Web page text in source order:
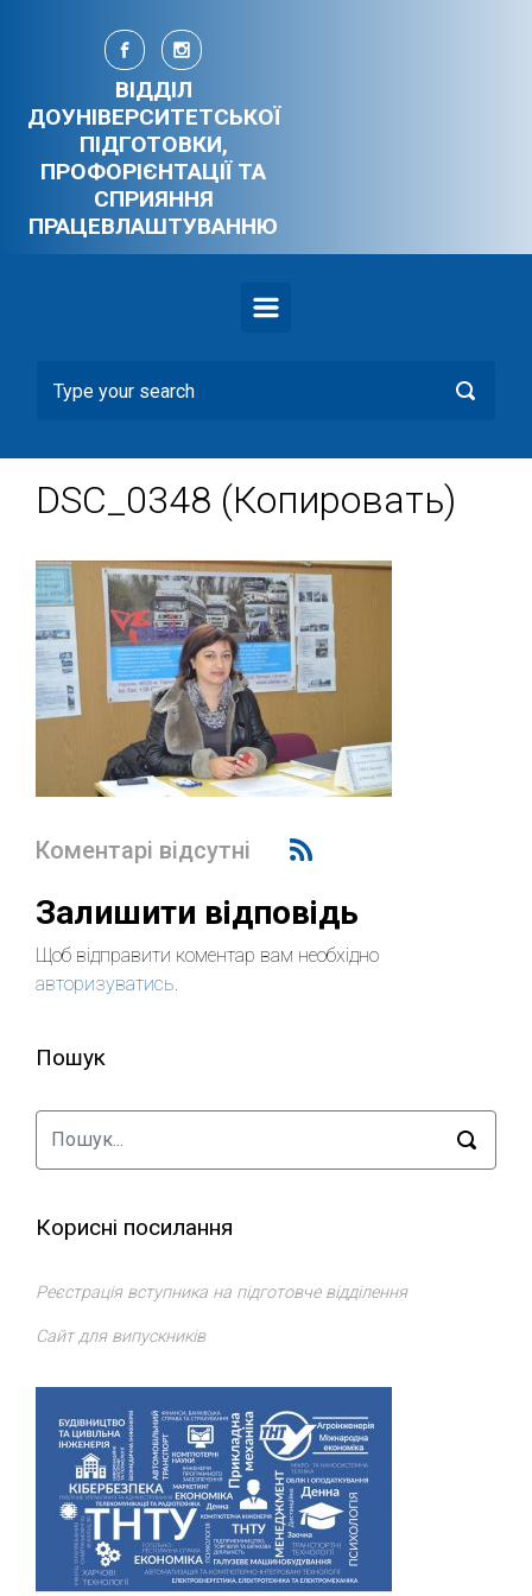
Skip to main content
ВІДДІЛ
ДОУНІВЕРСИТЕТСЬКОЇ
ПІДГОТОВКИ,
ПРОФОРІЄНТАЦІЇ ТА
СПРИЯННЯ
ПРАЦЕВЛАШТУВАННЮ
DSC_0348 (Копировать)
Коментарі відсутні
Залишити відповідь
Щоб відправити коментар вам необхідно
авторизуватись.
Пошук
Корисні посилання
Реєстрація вступника на підготовче відділення
Сайт для випускників